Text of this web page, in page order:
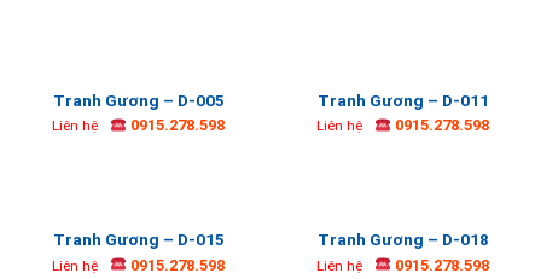
Tranh Gương – D-005
Liên hệ 0915.278.598
Tranh Gương – D-011
Liên hệ 0915.278.598
Tranh Gương – D-015
Liên hệ 0915.278.598
Tranh Gương – D-018
Liên hệ 0915.278.598